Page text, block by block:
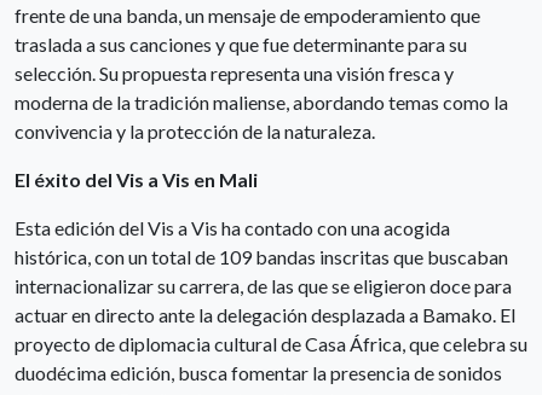
frente de una banda, un mensaje de empoderamiento que
traslada a sus canciones y que fue determinante para su
selección. Su propuesta representa una visión fresca y
moderna de la tradición maliense, abordando temas como la
convivencia y la protección de la naturaleza.
El éxito del Vis a Vis en Mali
Esta edición del Vis a Vis ha contado con una acogida
histórica, con un total de 109 bandas inscritas que buscaban
internacionalizar su carrera, de las que se eligieron doce para
actuar en directo ante la delegación desplazada a Bamako. El
proyecto de diplomacia cultural de Casa África, que celebra su
duodécima edición, busca fomentar la presencia de sonidos